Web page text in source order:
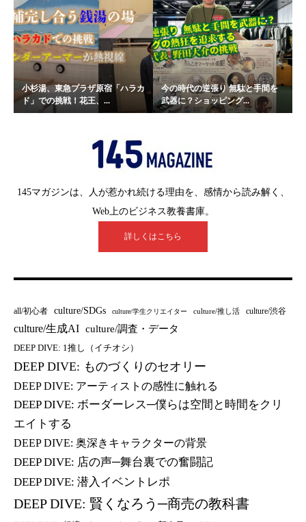
小杉湯、東急プラザ原宿「ハラカ
ド」での挑戦！花王、...
今の時代の逆張り 無駄と手間を
武器に？ショッピング...
145マガジンは、人が惹かれ続ける理由を、感情から読み解く、
Web上のビジネス教養書庫。
詳しくはこちら
all/初心者 culture/SDGs culture/学生クリエイター culture/推し活 culture/渋谷
culture/生成AI culture/調査・データ
DEEP DIVE: 1推し（イチオシ）
DEEP DIVE: ものづくりのセオリー
DEEP DIVE: アーティストの感性に触れる
DEEP DIVE: ボーダーレス─僕らは空間と時間をクリ
エイトする
DEEP DIVE: 奥深きキャラクターの背景
DEEP DIVE: 店の声─舞台裏での奮闘記
DEEP DIVE: 潜入イベントレポ
DEEP DIVE: 賢くなろう─商売の教科書